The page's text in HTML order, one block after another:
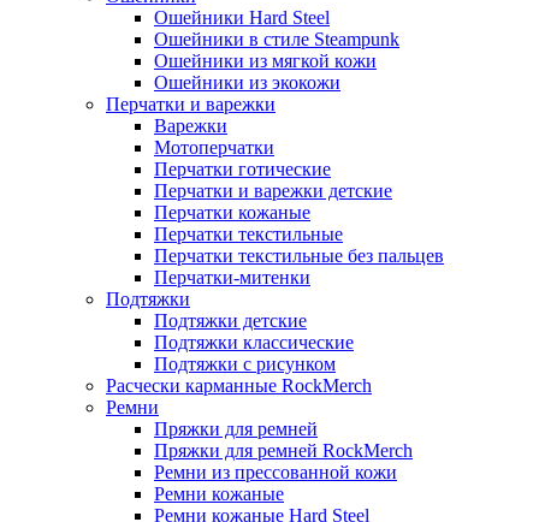
Ошейники Hard Steel
Ошейники в стиле Steampunk
Ошейники из мягкой кожи
Ошейники из экокожи
Перчатки и варежки
Варежки
Мотоперчатки
Перчатки готические
Перчатки и варежки детские
Перчатки кожаные
Перчатки текстильные
Перчатки текстильные без пальцев
Перчатки-митенки
Подтяжки
Подтяжки детские
Подтяжки классические
Подтяжки с рисунком
Расчески карманные RockMerch
Ремни
Пряжки для ремней
Пряжки для ремней RockMerch
Ремни из прессованной кожи
Ремни кожаные
Ремни кожаные Hard Steel